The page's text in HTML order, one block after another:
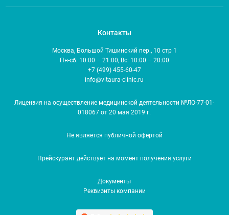
Контакты
Москва, Большой Тишинский пер., 10 стр 1
Пн-сб: 10:00 – 21:00, Вс: 10:00 – 20:00
+7 (499) 455-60-47
info@vitaura-clinic.ru
Лицензия на осуществление медицинской деятельности №ЛО-77-01-
018067 от 20 мая 2019 г.
Не является публичной офертой
Прейскурант действует на момент получения услуги
Документы
Реквизиты компании